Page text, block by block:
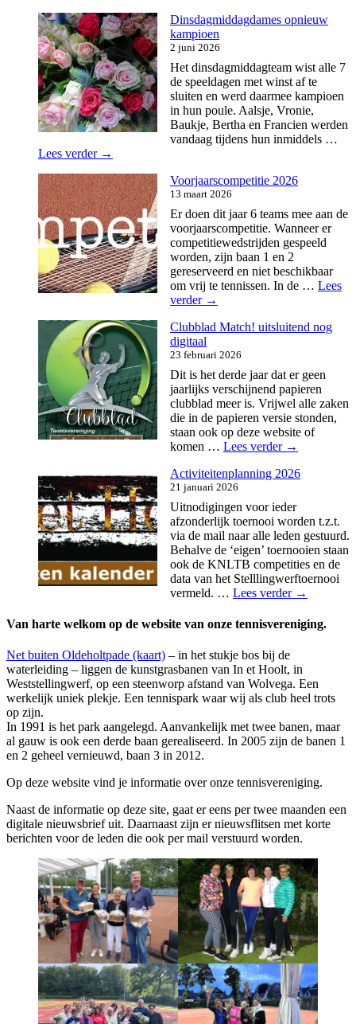
Dinsdagmiddagdames opnieuw
kampioen
2 juni 2026
Het dinsdagmiddagteam wist alle 7
de speeldagen met winst af te
sluiten en werd daarmee kampioen
in hun poule. Aalsje, Vronie,
Baukje, Bertha en Francien werden
vandaag tijdens hun inmiddels …
Lees verder Dinsdagmiddagdames
kampioen
→
Voorjaarscompetitie 2026
13 maart 2026
Er doen dit jaar 6 teams mee aan de
voorjaarscompetitie. Wanneer er
competitiewedstrijden gespeeld
worden, zijn baan 1 en 2
gereserveerd en niet beschikbaar
om vrij te tennissen. In de … Lees
verder Voorjaarscompetitie
→
Clubblad Match! uitsluitend nog
digitaal
23 februari 2026
Dit is het derde jaar dat er geen
jaarlijks verschijnend papieren
clubblad meer is. Vrijwel alle zaken
die in de papieren versie stonden,
staan ook op deze website of
komen … Lees verder Clubblad
uitsluitend
digitaal
→
Activiteitenplanning 2026
21 januari 2026
Uitnodigingen voor ieder
afzonderlijk toernooi worden t.z.t.
via de mail naar alle leden gestuurd.
Behalve de ‘eigen’ toernooien staan
ook de KNLTB competities en de
data van het Stelllingwerftoernooi
vermeld. … Lees verder →
Van harte welkom op de website van onze tennisvereniging.
Net buiten Oldeholtpade (kaart) – in het stukje bos bij de
waterleiding – liggen de kunstgrasbanen van In et Hoolt, in
Weststellingwerf, op een steenworp afstand van Wolvega. Een
werkelijk uniek plekje. Een tennispark waar wij als club heel trots
op zijn.
In 1991 is het park aangelegd. Aanvankelijk met twee banen, maar
al gauw is ook een derde baan gerealiseerd. In 2005 zijn de banen 1
en 2 geheel vernieuwd, baan 3 in 2012.
Op deze website vind je informatie over onze tennisvereniging.
Naast de informatie op deze site, gaat er eens per twee maanden een
digitale nieuwsbrief uit. Daarnaast zijn er nieuwsflitsen met korte
berichten voor de leden die ook per mail verstuurd worden.